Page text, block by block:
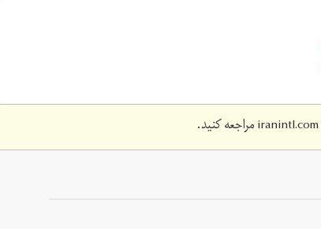
iranintl.comمراجعه کنید.